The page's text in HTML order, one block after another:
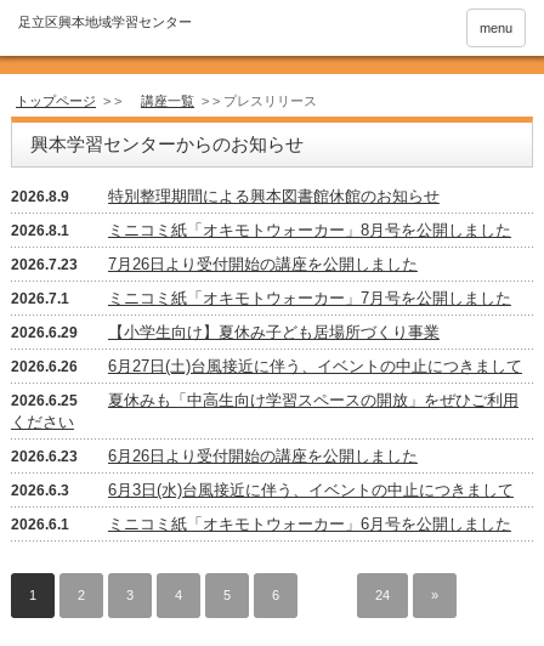
menu
トップページ > > 講座一覧 > > プレスリリース
興本学習センターからのお知らせ
2026.8.9 特別整理期間による興本図書館休館のお知らせ
2026.8.1 ミニコミ紙「オキモトウォーカー」8月号を公開しました
2026.7.23 7月26日より受付開始の講座を公開しました
2026.7.1 ミニコミ紙「オキモトウォーカー」7月号を公開しました
2026.6.29 【小学生向け】夏休み子ども居場所づくり事業
2026.6.26 6月27日(土)台風接近に伴う、イベントの中止につきまして
2026.6.25
夏休みも「中高生向け学習スペースの開放」をぜひご利用
ください
2026.6.23 6月26日より受付開始の講座を公開しました
2026.6.3 6月3日(水)台風接近に伴う、イベントの中止につきまして
2026.6.1 ミニコミ紙「オキモトウォーカー」6月号を公開しました
1 2 3 4 5 6 24 »